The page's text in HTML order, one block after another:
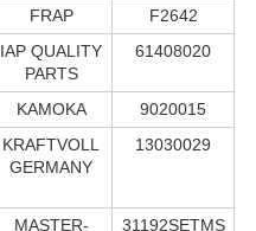
FRAP
F2642
IAP QUALITY
PARTS
61408020
KAMOKA
9020015
KRAFTVOLL
GERMANY
13030029
MASTER-
31192SETMS